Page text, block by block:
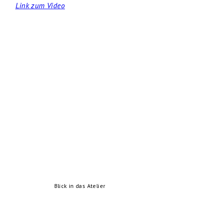
Link zum Video
Blick in das Atelier